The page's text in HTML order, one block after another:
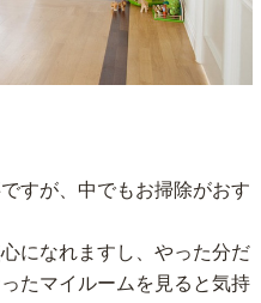
すが、中でもお掃除がおす
になれますし、やった分だ
たマイルームを見ると気持